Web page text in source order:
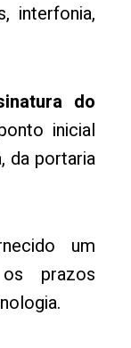
interfonia,
do
inicial
da portaria
um
prazos